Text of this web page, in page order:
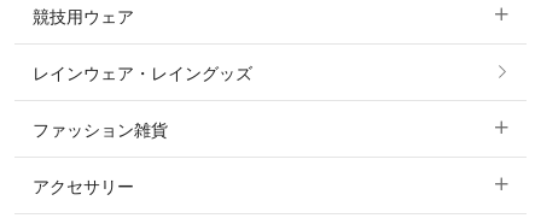
カットソー・Tシャツ・タンクトップ
ニット・セーター
コート
ジャケット・ブルゾン
競技用ウェア
すべての競技用ウェア
ショージャケット
ショーシャツ
レインウェア・レイングッズ
ファッション雑貨
すべてのファッション雑貨
アクセサリー